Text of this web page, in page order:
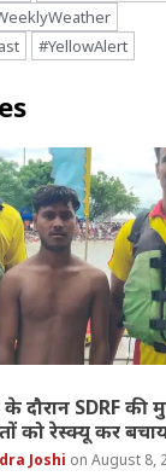
#YellowAlert
दौरान SDRF की
को रेस्क्यू कर
Joshi August 8,